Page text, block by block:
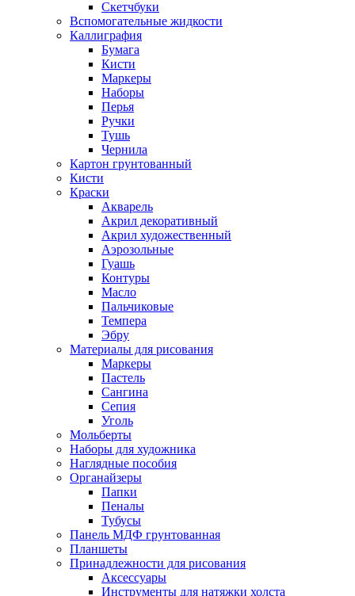
Скетчбуки
Вспомогательные жидкости
Каллиграфия
Бумага
Кисти
Маркеры
Наборы
Перья
Ручки
Тушь
Чернила
Картон грунтованный
Кисти
Краски
Акварель
Акрил декоративный
Акрил художественный
Аэрозольные
Гуашь
Контуры
Масло
Пальчиковые
Темпера
Эбру
Материалы для рисования
Маркеры
Пастель
Сангина
Сепия
Уголь
Мольберты
Наборы для художника
Наглядные пособия
Органайзеры
Папки
Пеналы
Тубусы
Панель МДФ грунтованная
Планшеты
Принадлежности для рисования
Аксессуары
Инструменты для натяжки холста